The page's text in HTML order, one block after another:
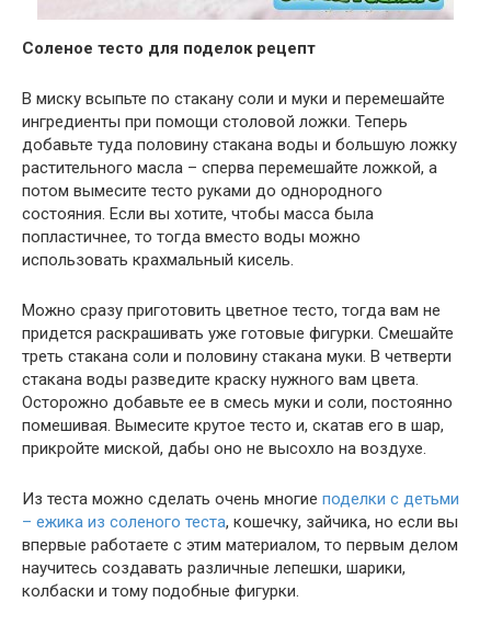
Соленое тесто для поделок рецепт
В миску всыпьте по стакану соли и муки и перемешайте
ингредиенты при помощи столовой ложки. Теперь
добавьте туда половину стакана воды и большую ложку
растительного масла – сперва перемешайте ложкой, а
потом вымесите тесто руками до однородного
состояния. Если вы хотите, чтобы масса была
попластичнее, то тогда вместо воды можно
использовать крахмальный кисель.
Можно сразу приготовить цветное тесто, тогда вам не
придется раскрашивать уже готовые фигурки. Смешайте
треть стакана соли и половину стакана муки. В четверти
стакана воды разведите краску нужного вам цвета.
Осторожно добавьте ее в смесь муки и соли, постоянно
помешивая. Вымесите крутое тесто и, скатав его в шар,
прикройте миской, дабы оно не высохло на воздухе.
Из теста можно сделать очень многие поделки с детьми
– ежика из соленого теста, кошечку, зайчика, но если вы
впервые работаете с этим материалом, то первым делом
научитесь создавать различные лепешки, шарики,
колбаски и тому подобные фигурки.